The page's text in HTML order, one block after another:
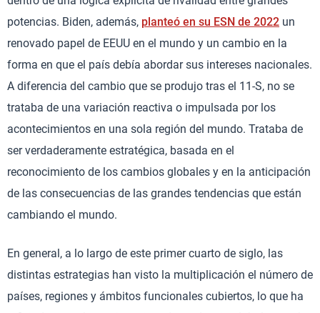
potencias. Biden, además, planteó en su ESN de 2022 un
renovado papel de EEUU en el mundo y un cambio en la
forma en que el país debía abordar sus intereses nacionales.
A diferencia del cambio que se produjo tras el 11-S, no se
trataba de una variación reactiva o impulsada por los
acontecimientos en una sola región del mundo. Trataba de
ser verdaderamente estratégica, basada en el
reconocimiento de los cambios globales y en la anticipación
de las consecuencias de las grandes tendencias que están
cambiando el mundo.
En general, a lo largo de este primer cuarto de siglo, las
distintas estrategias han visto la multiplicación el número de
países, regiones y ámbitos funcionales cubiertos, lo que ha